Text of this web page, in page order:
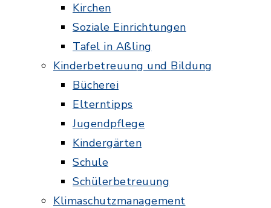
Kirchen
Soziale Einrichtungen
Tafel in Aßling
Kinderbetreuung und Bildung
Bücherei
Elterntipps
Jugendpflege
Kindergärten
Schule
Schülerbetreuung
Klimaschutzmanagement